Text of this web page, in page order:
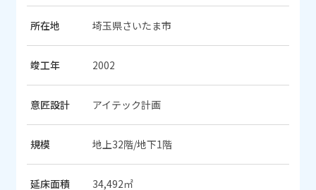
所在地 埼玉県さいたま市
竣工年 2002
意匠設計 アイテック計画
規模 地上32階/地下1階
延床面積 34,492㎡